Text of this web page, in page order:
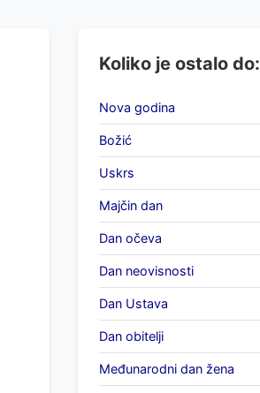
Koliko je ostalo do:
Nova godina
Božić
Uskrs
Majčin dan
Dan očeva
Dan neovisnosti
Dan Ustava
Dan obitelji
Međunarodni dan žena